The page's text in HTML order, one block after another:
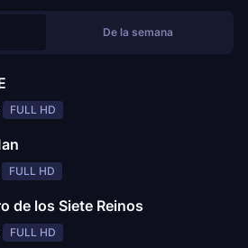
De la semana
FULL HD
FULL HD
de los Siete Reinos
FULL HD